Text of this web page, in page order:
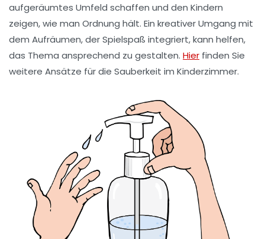
aufgeräumtes Umfeld schaffen und den Kindern
zeigen, wie man Ordnung hält. Ein kreativer Umgang mit
dem Aufräumen, der Spielspaß integriert, kann helfen,
das Thema ansprechend zu gestalten. Hier finden Sie
weitere Ansätze für die Sauberkeit im Kinderzimmer.